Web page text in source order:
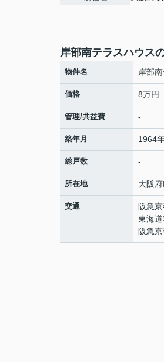
岸部南テラスハウス
物件名 岸部
価格 8万円
管理/共益費 -
築年月 1964
総戸数 -
所在地 大阪府
交通 阪急
東海
阪急